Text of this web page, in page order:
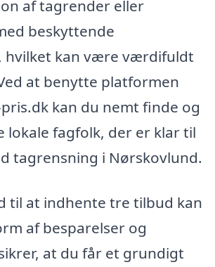
af tagrender eller
beskyttende
hvilket kan være værdifuldt
at benytte platformen
kan du nemt finde og
lokale fagfolk, der er klar til
tagrensning i Nørskovlund.
til at indhente tre tilbud kan
af besparelser og
at du får et grundigt